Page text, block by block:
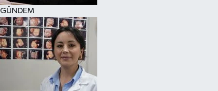
GÜNDEM
Haber Arşivi